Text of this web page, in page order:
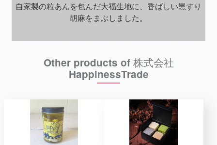
自家製の粒あんを包んだ大福生地に、香ばしい黒すり
胡麻をまぶしました。
Other products of 株式会社
HappinessTrade